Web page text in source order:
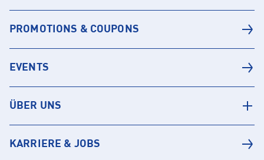
PROMOTIONS & COUPONS
EVENTS
ÜBER UNS
KARRIERE & JOBS